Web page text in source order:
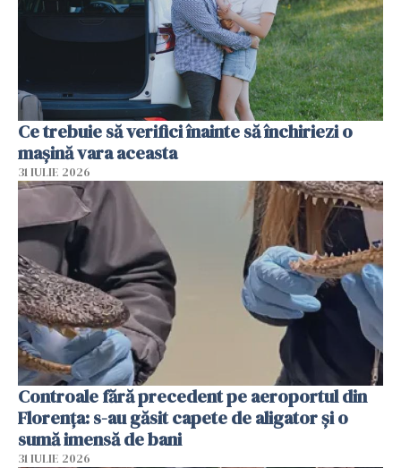
Ce trebuie să verifici înainte să închiriezi o
mașină vara aceasta
31 IULIE 2026
Controale fără precedent pe aeroportul din
Florența: s-au găsit capete de aligator și o
sumă imensă de bani
31 IULIE 2026